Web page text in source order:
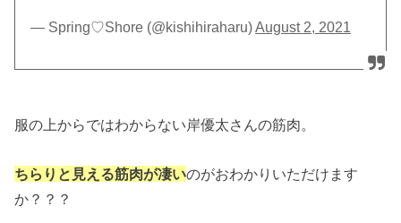
— Spring♡Shore (@kishihiraharu)August 2, 2021
服の上からではわからない岸優太さんの筋肉。
ちらりと見える筋肉が凄いのがおわかりいただけます
か？？？